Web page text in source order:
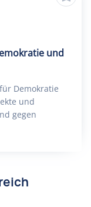
und
Demokratie
und
gegen